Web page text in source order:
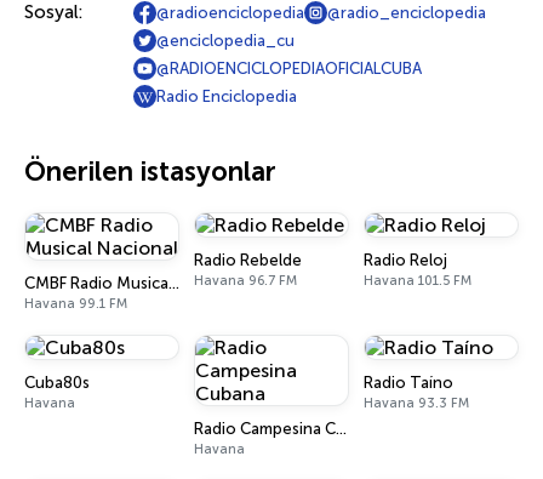
Sosyal: @radioenciclopedia
@radio_enciclopedia
@enciclopedia_cu
@RADIOENCICLOPEDIAOFICIALCUBA
Radio Enciclopedia
Önerilen istasyonlar
CMBF Radio Musical Nacional
Havana 99.1 FM
Radio Rebelde
Havana 96.7 FM
Radio Reloj
Havana 101.5 FM
Cuba80s
Havana
Radio Campesina Cubana
Havana
Radio Taíno
Havana 93.3 FM